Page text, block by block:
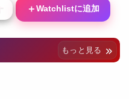
＋Watchlistに追加
もっと見る